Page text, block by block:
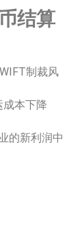
结算
制裁风
本下降
的新利润中